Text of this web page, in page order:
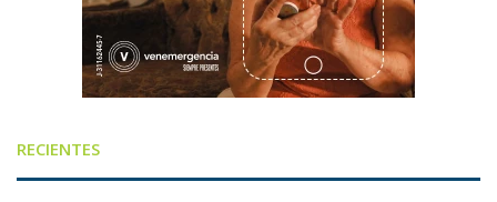
RECIENTES